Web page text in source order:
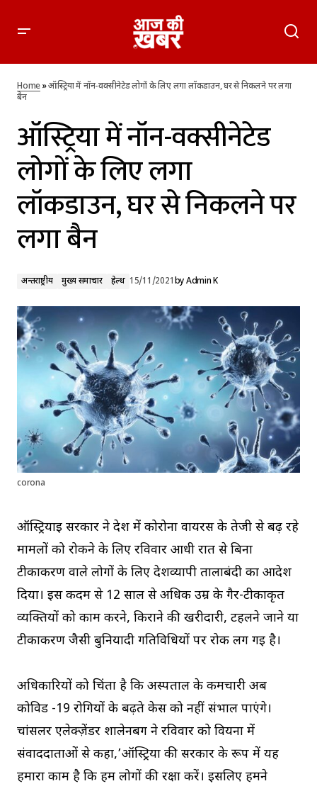
पर लगा बैन
Home»ऑस्ट्रिया में नॉन-वक्सीनेटेड लोगों के लिए लगा लॉकडाउन, घर से निकलने पर लगा
बैन
ऑस्ट्रिया में नॉन-वक्सीनेटेड
लोगों के लिए लगा
लॉकडाउन, घर से निकलने पर
लगा बैन
अन्तर्राष्ट्रीय मुख्य समाचार हेल्थ 15/11/2021byAdmin K
corona
ऑस्ट्रियाई सरकार ने देश में कोरोना वायरस के तेजी से बढ़ रहे
मामलों को रोकने के लिए रविवार आधी रात से बिना
टीकाकरण वाले लोगों के लिए देशव्यापी तालाबंदी का आदेश
दिया। इस कदम से 12 साल से अधिक उम्र के गैर-टीकाकृत
व्यक्तियों को काम करने, किराने की खरीदारी, टहलने जाने या
टीकाकरण जैसी बुनियादी गतिविधियों पर रोक लग गई है।
अधिकारियों को चिंता है कि अस्पताल के कर्मचारी अब
कोविड -19 रोगियों के बढ़ते केस को नहीं संभाल पाएंगे।
चांसलर एलेक्ज़ेंडर शालेनबर्ग ने रविवार को वियना में
संवाददाताओं से कहा,’ऑस्ट्रिया की सरकार के रूप में यह
हमारा काम है कि हम लोगों की रक्षा करें। इसलिए हमने